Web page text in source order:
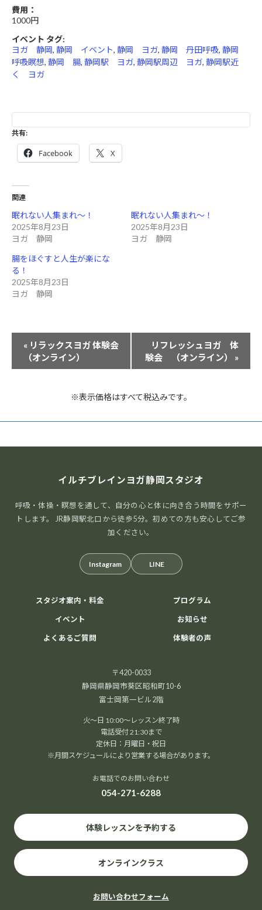
費用：
1000円
イベント タグ:
ヨガ 静岡, 静岡 イベント, 静岡 ヨガ, 静岡 丹田呼吸, 静岡
呼吸瞑想, 静岡 腸, 静岡駅 ヨガ, 静岡駅周辺 ヨガ, 静岡駅近
く ヨガ
共有:
Facebook X
関連
眠れない人集まれ～！
2025年8月23日
ヨガ 静岡
眠れない人集まれ～！
2025年8月23日
ヨガ 静岡
腸をほぐすと人生が楽にな
る！
2025年8月23日
ヨガ 静岡
ビ
ゲ
ン
« リラックスヨガ 体験会
（オンライン）
リフレッシュヨガ 体
験会 （オンライン） »
※表示価格はすべて税込みです。
イルチブレインヨガ静岡スタジオ
呼吸・体操・瞑想を通して、自分の心と体に向き合う時間をサポー
トします。 JR静岡駅北口から徒歩5分。初めての方も安心してご参
加ください。
Instagram LINE
スタジオ案内・料金 プログラム
イベント お知らせ
よくあるご質問 体験者の声
〒420-0033
静岡県静岡市葵区昭和町10-6
富士岡第一ビル2階
火～日 10:00～レッスン終了時
電話受付 21:30まで
定休日：月曜日・祝日
※月間スケジュールにより営業する場合があります。
お電話でのお問い合わせ
054-271-6288
体験レッスンを予約する
オンラインクラス
お問い合わせフォーム